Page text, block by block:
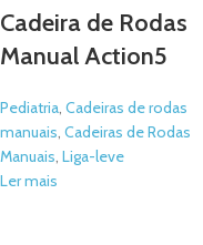
Cadeira de Rodas
Manual Action5
Pediatria, Cadeiras de rodas
manuais, Cadeiras de Rodas
Manuais, Liga-leve
Ler mais